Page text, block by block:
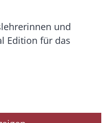
und
Edition für das